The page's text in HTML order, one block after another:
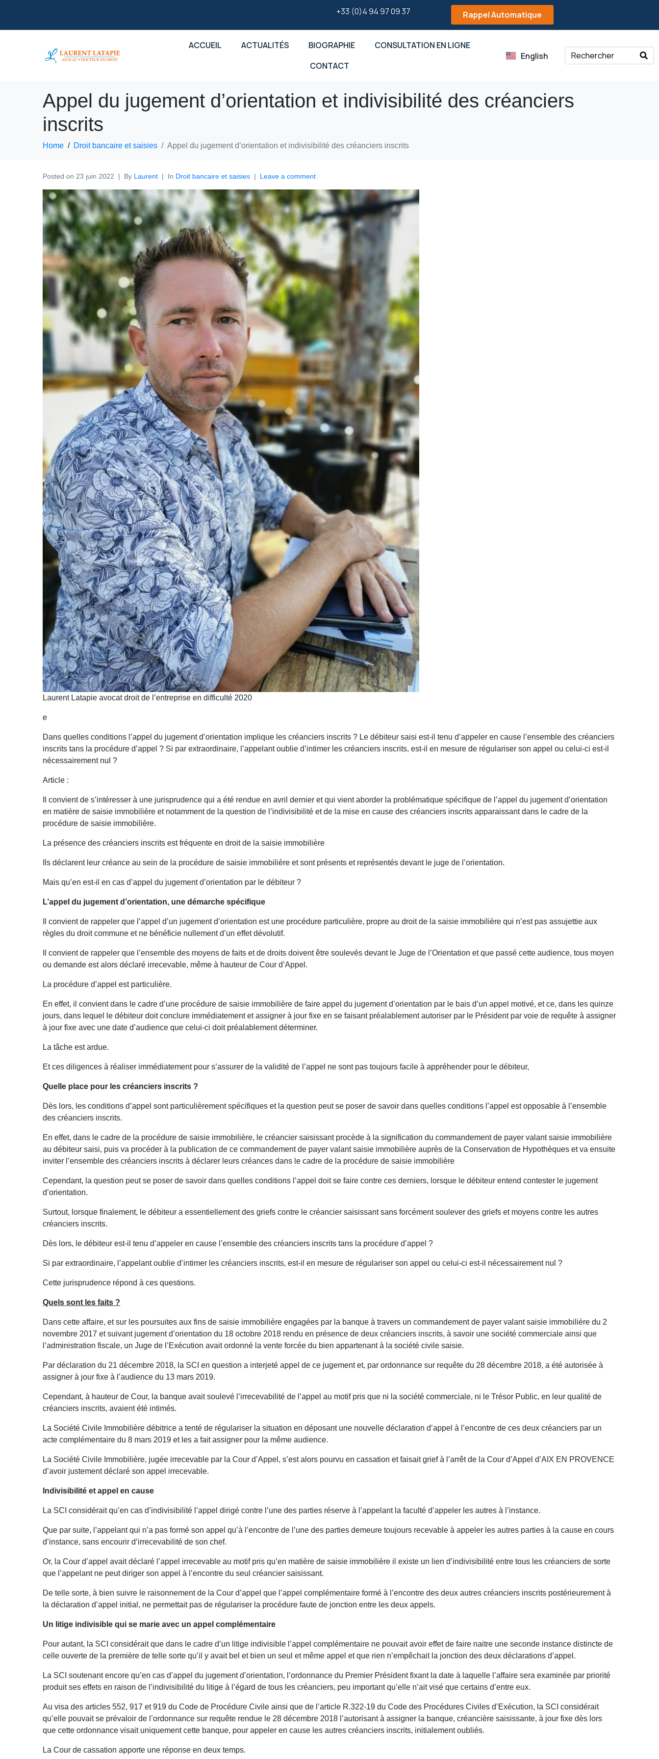
+33 (0)4 94 97 09 37 Rappel Automatique
ACCUEIL ACTUALITÉS BIOGRAPHIE
CONSULTATION EN LIGNE
CONTACT
English
Appel du jugement d’orientation et indivisibilité des créanciers
inscrits
Home Droit bancaire et saisies Appel du jugement d’orientation et indivisibilité des créanciers inscrits
Posted on 23 juin 2022 By Laurent In Droit bancaire et saisies Leave a comment
Laurent Latapie avocat droit de l’entreprise en difficulté 2020
e
Dans quelles conditions l’appel du jugement d’orientation implique les créanciers inscrits ? Le débiteur saisi est-il tenu d’appeler en cause l’ensemble des créanciers
inscrits tans la procédure d’appel ? Si par extraordinaire, l’appelant oublie d’intimer les créanciers inscrits, est-il en mesure de régulariser son appel ou celui-ci est-il
nécessairement nul ?
Article :
Il convient de s’intéresser à une jurisprudence qui a été rendue en avril dernier et qui vient aborder la problématique spécifique de l’appel du jugement d’orientation
en matière de saisie immobilière et notamment de la question de l’indivisibilité et de la mise en cause des créanciers inscrits apparaissant dans le cadre de la
procédure de saisie immobilière.
La présence des créanciers inscrits est fréquente en droit de la saisie immobilière
Ils déclarent leur créance au sein de la procédure de saisie immobilière et sont présents et représentés devant le juge de l’orientation.
Mais qu’en est-il en cas d’appel du jugement d’orientation par le débiteur ?
L’appel du jugement d’orientation, une démarche spécifique
Il convient de rappeler que l’appel d’un jugement d’orientation est une procédure particulière, propre au droit de la saisie immobilière qui n’est pas assujettie aux
règles du droit commune et ne bénéficie nullement d’un effet dévolutif.
Il convient de rappeler que l’ensemble des moyens de faits et de droits doivent être soulevés devant le Juge de l’Orientation et que passé cette audience, tous moyen
ou demande est alors déclaré irrecevable, même à hauteur de Cour d’Appel.
La procédure d’appel est particulière.
En effet, il convient dans le cadre d’une procédure de saisie immobilière de faire appel du jugement d’orientation par le bais d’un appel motivé, et ce, dans les quinze
jours, dans lequel le débiteur doit conclure immédiatement et assigner à jour fixe en se faisant préalablement autoriser par le Président par voie de requête à assigner
à jour fixe avec une date d’audience que celui-ci doit préalablement déterminer.
La tâche est ardue.
Et ces diligences à réaliser immédiatement pour s’assurer de la validité de l’appel ne sont pas toujours facile à appréhender pour le débiteur,
Quelle place pour les créanciers inscrits ?
Dès lors, les conditions d’appel sont particulièrement spécifiques et la question peut se poser de savoir dans quelles conditions l’appel est opposable à l’ensemble
des créanciers inscrits.
En effet, dans le cadre de la procédure de saisie immobilière, le créancier saisissant procède à la signification du commandement de payer valant saisie immobilière
au débiteur saisi, puis va procéder à la publication de ce commandement de payer valant saisie immobilière auprès de la Conservation de Hypothèques et va ensuite
inviter l’ensemble des créanciers inscrits à déclarer leurs créances dans le cadre de la procédure de saisie immobilière
Cependant, la question peut se poser de savoir dans quelles conditions l’appel doit se faire contre ces derniers, lorsque le débiteur entend contester le jugement
d’orientation.
Surtout, lorsque finalement, le débiteur a essentiellement des griefs contre le créancier saisissant sans forcément soulever des griefs et moyens contre les autres
créanciers inscrits.
Dès lors, le débiteur est-il tenu d’appeler en cause l’ensemble des créanciers inscrits tans la procédure d’appel ?
Si par extraordinaire, l’appelant oublie d’intimer les créanciers inscrits, est-il en mesure de régulariser son appel ou celui-ci est-il nécessairement nul ?
Cette jurisprudence répond à ces questions.
Quels sont les faits ?
Dans cette affaire, et sur les poursuites aux fins de saisie immobilière engagées par la banque à travers un commandement de payer valant saisie immobilière du 2
novembre 2017 et suivant jugement d’orientation du 18 octobre 2018 rendu en présence de deux créanciers inscrits, à savoir une société commerciale ainsi que
l’administration fiscale, un Juge de l’Exécution avait ordonné la vente forcée du bien appartenant à la société civile saisie.
Par déclaration du 21 décembre 2018, la SCI en question a interjeté appel de ce jugement et, par ordonnance sur requête du 28 décembre 2018, a été autorisée à
assigner à jour fixe à l’audience du 13 mars 2019.
Cependant, à hauteur de Cour, la banque avait soulevé l’irrecevabilité de l’appel au motif pris que ni la société commerciale, ni le Trésor Public, en leur qualité de
créanciers inscrits, avaient été intimés.
La Société Civile Immobilière débitrice a tenté de régulariser la situation en déposant une nouvelle déclaration d’appel à l’encontre de ces deux créanciers par un
acte complémentaire du 8 mars 2019 et les a fait assigner pour la même audience.
La Société Civile Immobilière, jugée irrecevable par la Cour d’Appel, s’est alors pourvu en cassation et faisait grief à l’arrêt de la Cour d’Appel d’AIX EN PROVENCE
d’avoir justement déclaré son appel irrecevable.
Indivisibilité et appel en cause
La SCI considérait qu’en cas d’indivisibilité l’appel dirigé contre l’une des parties réserve à l’appelant la faculté d’appeler les autres à l’instance.
Que par suite, l’appelant qui n’a pas formé son appel qu’à l’encontre de l’une des parties demeure toujours recevable à appeler les autres parties à la cause en cours
d’instance, sans encourir d’irrecevabilité de son chef.
Or, la Cour d’appel avait déclaré l’appel irrecevable au motif pris qu’en matière de saisie immobilière il existe un lien d’indivisibilité entre tous les créanciers de sorte
que l’appelant ne peut diriger son appel à l’encontre du seul créancier saisissant.
De telle sorte, à bien suivre le raisonnement de la Cour d’appel que l’appel complémentaire formé à l’encontre des deux autres créanciers inscrits postérieurement à
la déclaration d’appel initial, ne permettait pas de régulariser la procédure faute de jonction entre les deux appels.
Un litige indivisible qui se marie avec un appel complémentaire
Pour autant, la SCI considérait que dans le cadre d’un litige indivisible l’appel complémentaire ne pouvait avoir effet de faire naitre une seconde instance distincte de
celle ouverte de la première de telle sorte qu’il y avait bel et bien un seul et même appel et que rien n’empêchait la jonction des deux déclarations d’appel.
La SCI soutenant encore qu’en cas d’appel du jugement d’orientation, l’ordonnance du Premier Président fixant la date à laquelle l’affaire sera examinée par priorité
produit ses effets en raison de l’indivisibilité du litige à l’égard de tous les créanciers, peu important qu’elle n’ait visé que certains d’entre eux.
Au visa des articles 552, 917 et 919 du Code de Procédure Civile ainsi que de l’article R.322-19 du Code des Procédures Civiles d’Exécution, la SCI considérait
qu’elle pouvait se prévaloir de l’ordonnance sur requête rendue le 28 décembre 2018 l’autorisant à assigner la banque, créancière saisissante, à jour fixe dès lors
que cette ordonnance visait uniquement cette banque, pour appeler en cause les autres créanciers inscrits, initialement oubliés.
La Cour de cassation apporte une réponse en deux temps.